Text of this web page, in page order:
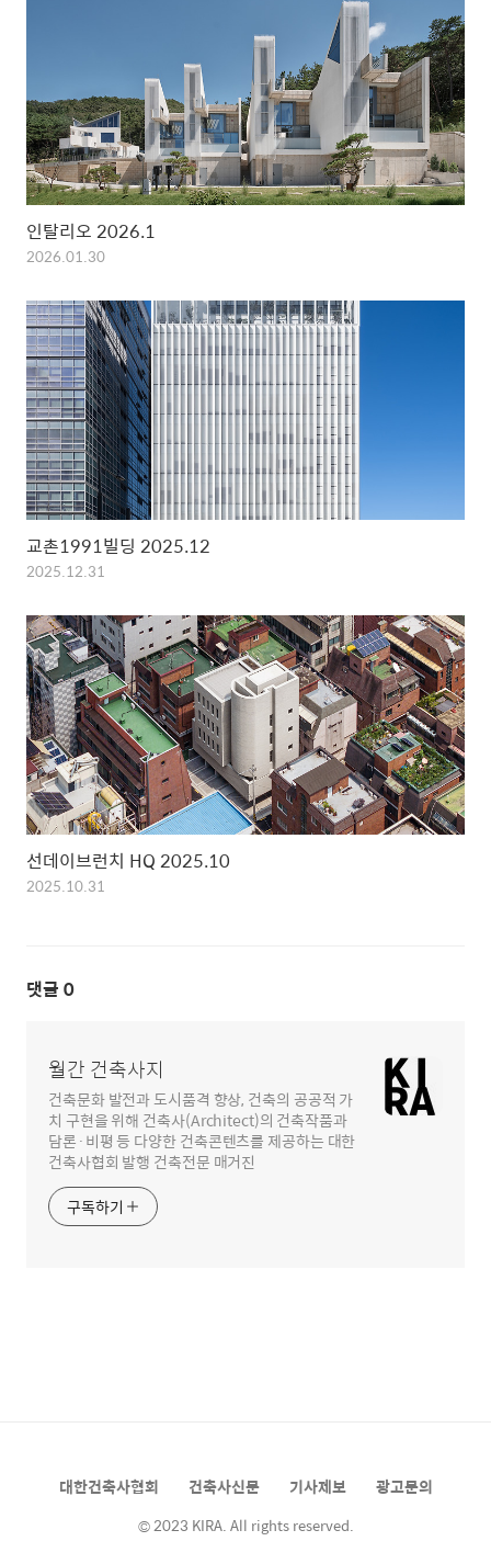
인탈리오 2026.1
2026.01.30
교촌1991빌딩 2025.12
2025.12.31
선데이브런치 HQ 2025.10
2025.10.31
댓글 0
월간 건축사지
건축문화 발전과 도시품격 향상, 건축의 공공적 가
치 구현을 위해 건축사(Architect)의 건축작품과
담론·비평 등 다양한 건축콘텐츠를 제공하는 대한
건축사협회 발행 건축전문 매거진
구독하기
대한건축사협회 건축사신문 기사제보 광고문의
© 2023 KIRA. All rights reserved.